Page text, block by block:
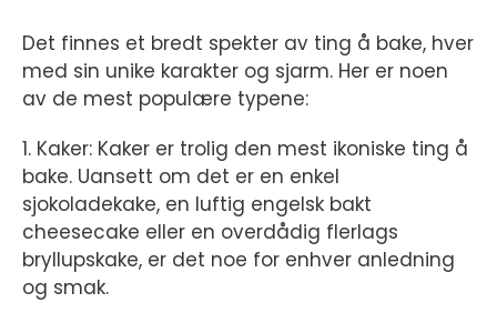
Det finnes et bredt spekter av ting å bake, hver
med sin unike karakter og sjarm. Her er noen
av de mest populære typene:
1. Kaker: Kaker er trolig den mest ikoniske ting å
bake. Uansett om det er en enkel
sjokoladekake, en luftig engelsk bakt
cheesecake eller en overdådig flerlags
bryllupskake, er det noe for enhver anledning
og smak.